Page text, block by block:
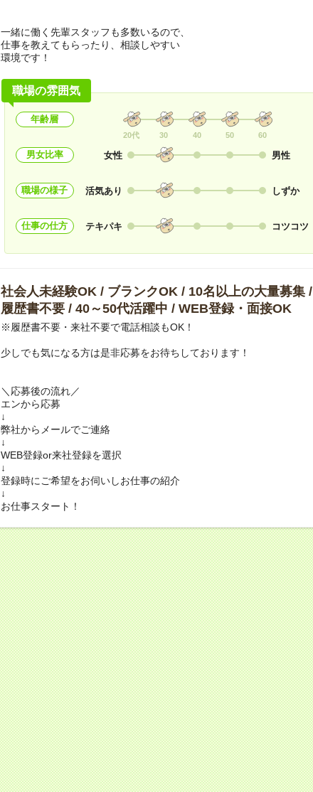
一緒に働く先輩スタッフも多数いるので、
仕事を教えてもらったり、相談しやすい
環境です！
職場の雰囲気
年齢層
20代 30 40 50 60
男女比率 女性 男性
職場の様子 活気あり しずか
仕事の仕方 テキパキ コツコツ
社会人未経験OK / ブランクOK / 10名以上の大量募集 /
履歴書不要 / 40～50代活躍中 / WEB登録・面接OK
※履歴書不要・来社不要で電話相談もOK！
少しでも気になる方は是非応募をお待ちしております！
＼応募後の流れ／
エンから応募
↓
弊社からメールでご連絡
↓
WEB登録or来社登録を選択
↓
登録時にご希望をお伺いしお仕事の紹介
↓
お仕事スタート！